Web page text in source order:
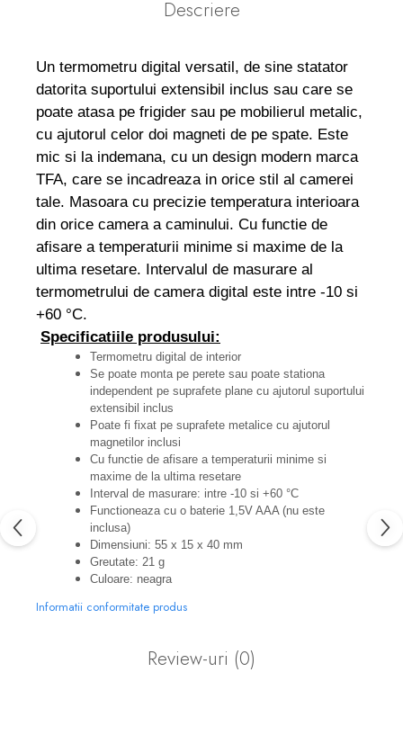
Descriere
Un termometru digital versatil, de sine statator
datorita suportului extensibil inclus sau care se
poate atasa pe frigider sau pe mobilierul metalic,
cu ajutorul celor doi magneti de pe spate. Este
mic si la indemana, cu un design modern marca
TFA, care se incadreaza in orice stil al camerei
tale. Masoara cu precizie temperatura interioara
din orice camera a caminului. Cu functie de
afisare a temperaturii minime si maxime de la
ultima resetare. Intervalul de masurare al
termometrului de camera digital este intre -10 si
+60 °C.
Specificatiile produsului:
Termometru digital de interior
Se poate monta pe perete sau poate stationa
independent pe suprafete plane cu ajutorul suportului
extensibil inclus
Poate fi fixat pe suprafete metalice cu ajutorul
magnetilor inclusi
Cu functie de afisare a temperaturii minime si
maxime de la ultima resetare
Interval de masurare: intre -10 si +60 °C
Functioneaza cu o baterie 1,5V AAA (nu este
inclusa)
Dimensiuni: 55 x 15 x 40 mm
Greutate: 21 g
Culoare: neagra
Informatii conformitate produs
Review-uri (0)